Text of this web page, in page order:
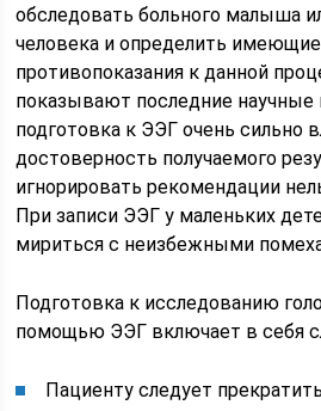
обследовать больного малыша
человека и определить
противопоказания к данной
показывают последние научные
подготовка к ЭЭГ очень сильно
достоверность получаемого
игнорировать рекомендации
При записи ЭЭГ у маленьких
мириться с неизбежными
Подготовка к исследованию
помощью ЭЭГ включает в себя
Пациенту следует